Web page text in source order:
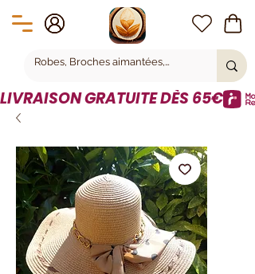
LIVRAISON GRATUITE DÈS 65€